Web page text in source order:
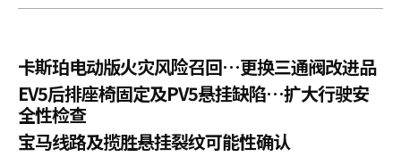
章 小
卡斯珀电动版火灾风险召回…更换三通阀改进品
EV5后排座椅固定及PV5悬挂缺陷…扩大行驶安
全性检查
宝马线路及揽胜悬挂裂纹可能性确认